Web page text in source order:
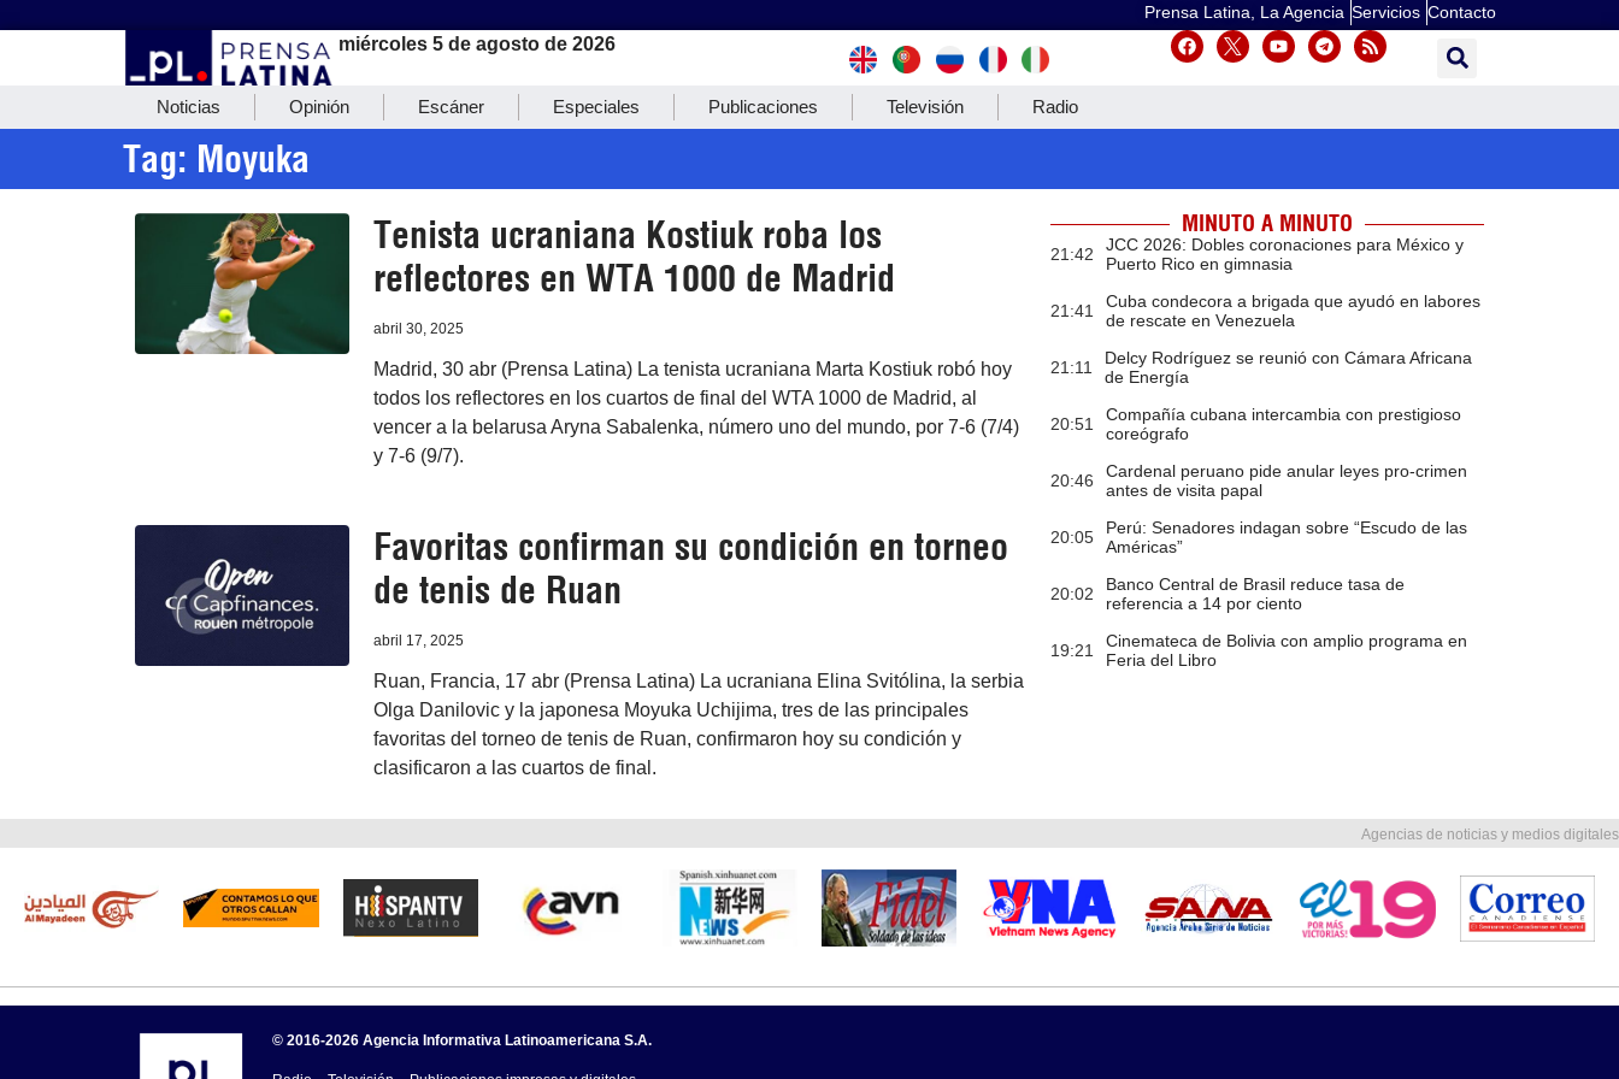
Prensa Latina, La Agencia Servicios Contacto
miércoles 5 de agosto de 2026
Noticias Opinión Escáner Especiales Publicaciones Televisión Radio
Tag: Moyuka
Tenista ucraniana Kostiuk roba los
reflectores en WTA 1000 de Madrid
abril 30, 2025
Madrid, 30 abr (Prensa Latina) La tenista ucraniana Marta Kostiuk robó hoy
todos los reflectores en los cuartos de final del WTA 1000 de Madrid, al
vencer a la belarusa Aryna Sabalenka, número uno del mundo, por 7-6 (7/4)
y 7-6 (9/7).
Favoritas confirman su condición en torneo
de tenis de Ruan
abril 17, 2025
Ruan, Francia, 17 abr (Prensa Latina) La ucraniana Elina Svitólina, la serbia
Olga Danilovic y la japonesa Moyuka Uchijima, tres de las principales
favoritas del torneo de tenis de Ruan, confirmaron hoy su condición y
clasificaron a las cuartos de final.
MINUTO A MINUTO
21:42
JCC 2026: Dobles coronaciones para México y
Puerto Rico en gimnasia
21:41
Cuba condecora a brigada que ayudó en labores
de rescate en Venezuela
21:11
Delcy Rodríguez se reunió con Cámara Africana
de Energía
20:51
Compañía cubana intercambia con prestigioso
coreógrafo
20:46
Cardenal peruano pide anular leyes pro-crimen
antes de visita papal
20:05
Perú: Senadores indagan sobre “Escudo de las
Américas”
20:02
Banco Central de Brasil reduce tasa de
referencia a 14 por ciento
19:21
Cinemateca de Bolivia con amplio programa en
Feria del Libro
Agencias de noticias y medios digitales
© 2016-2026 Agencia Informativa Latinoamericana S.A.